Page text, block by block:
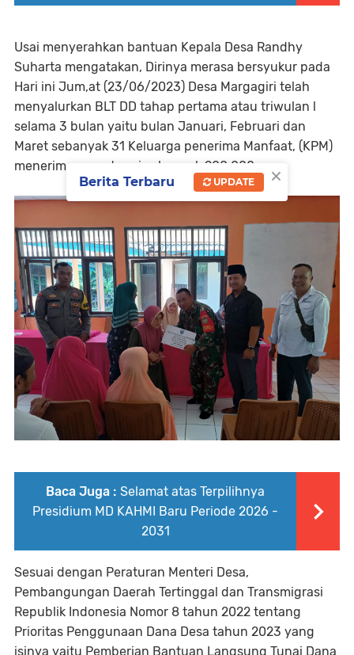
Usai menyerahkan bantuan Kepala Desa Randhy
Suharta mengatakan, Dirinya merasa bersyukur pada
Hari ini Jum,at (23/06/2023) Desa Margagiri telah
menyalurkan BLT DD tahap pertama atau triwulan l
selama 3 bulan yaitu bulan Januari, Februari dan
Maret sebanyak 31 Keluarga penerima Manfaat, (KPM)
menerima uang tunai sebanyak 900.000.
Baca Juga : Selamat atas Terpilihnya
Presidium MD KAHMI Baru Periode 2026 -
2031
Sesuai dengan Peraturan Menteri Desa,
Pembangungan Daerah Tertinggal dan Transmigrasi
Republik Indonesia Nomor 8 tahun 2022 tentang
Prioritas Penggunaan Dana Desa tahun 2023 yang
isinya yaitu Pemberian Bantuan Langsung Tunai Dana
×
Berita Terbaru UPDATE